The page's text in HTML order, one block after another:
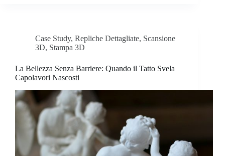
Case Study, Repliche Dettagliate, Scansione
3D, Stampa 3D
La Bellezza Senza Barriere: Quando il Tatto Svela
Capolavori Nascosti